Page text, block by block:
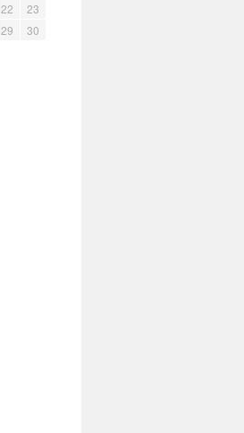
22
23
29
30